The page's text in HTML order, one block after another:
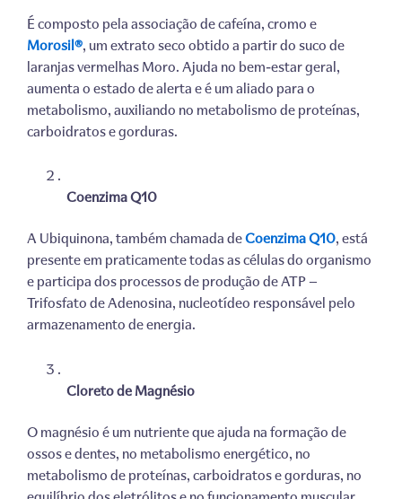
É composto pela associação de cafeína, cromo e
Morosil®, um extrato seco obtido a partir do suco de
laranjas vermelhas Moro. Ajuda no bem-estar geral,
aumenta o estado de alerta e é um aliado para o
metabolismo, auxiliando no metabolismode proteínas,
carboidratos e gorduras.
Coenzima Q10
A Ubiquinona, também chamada deCoenzima Q10, está
presente em praticamente todas as células do organismo
e participa dos processos de produção de ATP —
Trifosfato de Adenosina, nucleotídeo responsável pelo
armazenamento de energia.
Cloreto de Magnésio
O magnésio é um nutriente que ajuda na formação de
ossos e dentes, no metabolismo energético, no
metabolismode proteínas, carboidratos e gorduras, no